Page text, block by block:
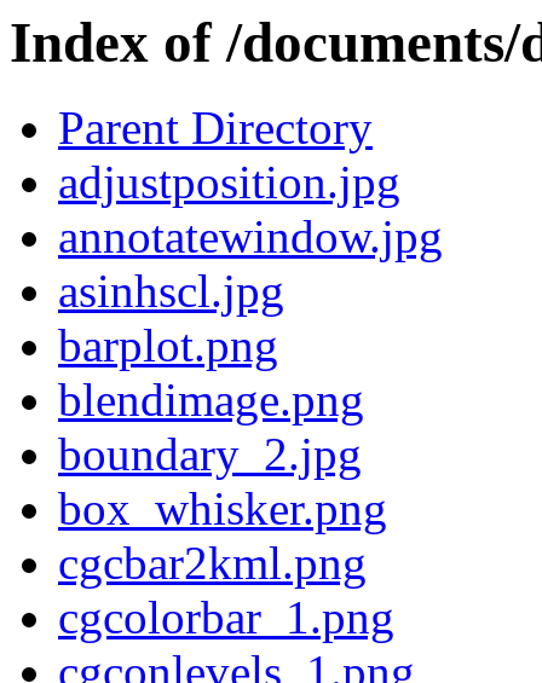
Index of /documents/
Parent Directory
adjustposition.jpg
annotatewindow.jpg
asinhscl.jpg
barplot.png
blendimage.png
boundary_2.jpg
box_whisker.png
cgcbar2kml.png
cgcolorbar_1.png
cgconlevels_1.png